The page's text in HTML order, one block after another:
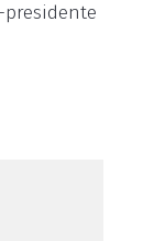
presidente